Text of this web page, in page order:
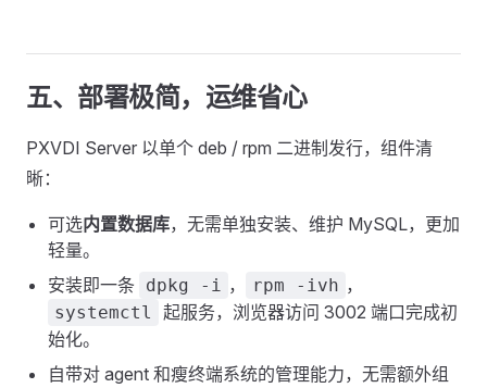
五、部署极简，运维省心
PXVDI Server 以单个 deb / rpm 二进制发行，组件清
晰：
可选内置数据库，无需单独安装、维护 MySQL，更加
轻量。
安装即一条
dpkg -i ， rpm -ivh ，
systemctl
起服务，浏览器访问 3002 端口完成初
始化。
自带对 agent 和瘦终端系统的管理能力，无需额外组